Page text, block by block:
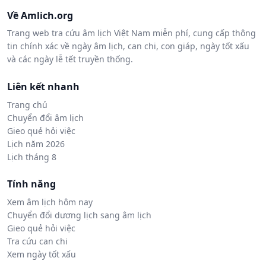
Về Amlich.org
Trang web tra cứu âm lịch Việt Nam miễn phí, cung cấp thông
tin chính xác về ngày âm lịch, can chi, con giáp, ngày tốt xấu
và các ngày lễ tết truyền thống.
Liên kết nhanh
Trang chủ
Chuyển đổi âm lịch
Gieo quẻ hỏi việc
Lịch năm 2026
Lịch tháng 8
Tính năng
Xem âm lịch hôm nay
Chuyển đổi dương lịch sang âm lịch
Gieo quẻ hỏi việc
Tra cứu can chi
Xem ngày tốt xấu